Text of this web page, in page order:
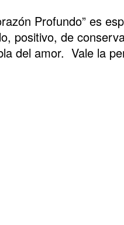
Profundo” es
positivo, de
del amor. Vale la